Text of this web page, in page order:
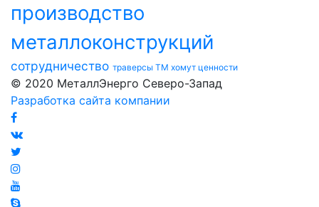
производство
металлоконструкций
сотрудничество траверсы ТМ хомут ценности
© 2020 МеталлЭнерго Северо-Запад
Разработка сайта компании